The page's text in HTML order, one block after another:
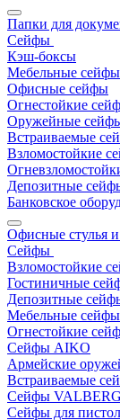
Папки для
Сейфы
Кэш-боксы
Мебельные сейфы
Офисные сейфы
Огнестойкие
Оружейные
Встраиваемые
Взломостойкие
Депозитные
Банковское
Офисные стулья и
Сейфы
Взломостойкие
Гостиничные
Депозитные
Мебельные сейфы
Огнестойкие
Сейфы AIKO
Армейские
Встраиваемые
Сейфы VALBERG
Сейфы для